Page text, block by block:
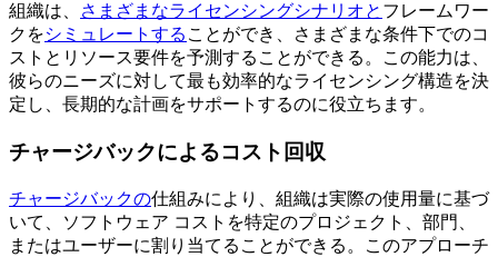
組織は、 さまざまなライセンシングシナリオと フレームワー
クをシミュレートする ことができ、さまざまな条件下でのコ
ストとリソース要件を予測することができる。この能力は、
彼らのニーズに対して最も効率的なライセンシング構造を決
定し、長期的な計画をサポートするのに役立ちます。
チャージバックによるコスト回収
チャージバックの仕組みにより、組織は実際の使用量に基づ
いて、ソフトウェア コストを特定のプロジェクト、部門、
またはユーザーに割り当てることができる。このアプローチ